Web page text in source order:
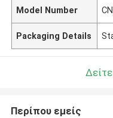
Model Number
Packaging Details
Περίπου εμείς